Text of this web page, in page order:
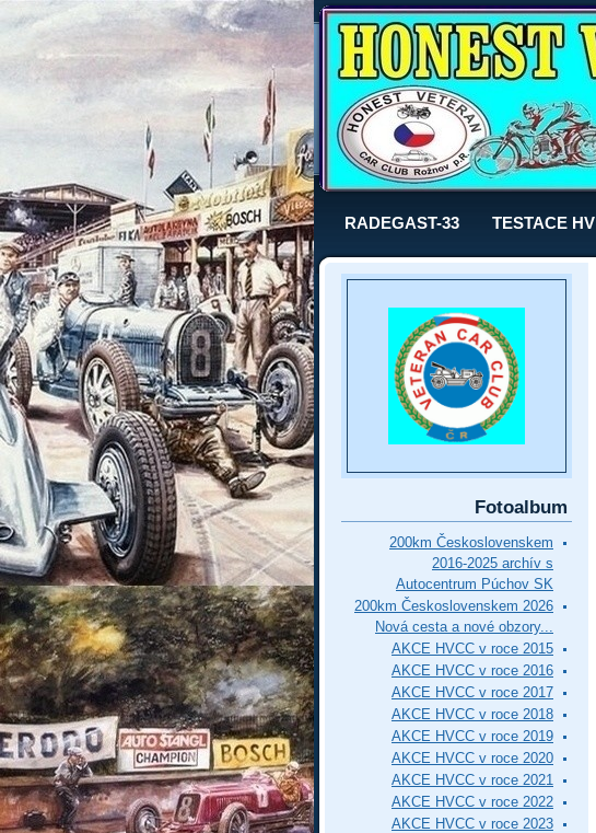
RADEGAST-33 TESTACE HV
Fotoalbum
200km Československem
2016-2025 archív s
Autocentrum Púchov SK
200km Československem 2026
Nová cesta a nové obzory...
AKCE HVCC v roce 2015
AKCE HVCC v roce 2016
AKCE HVCC v roce 2017
AKCE HVCC v roce 2018
AKCE HVCC v roce 2019
AKCE HVCC v roce 2020
AKCE HVCC v roce 2021
AKCE HVCC v roce 2022
AKCE HVCC v roce 2023